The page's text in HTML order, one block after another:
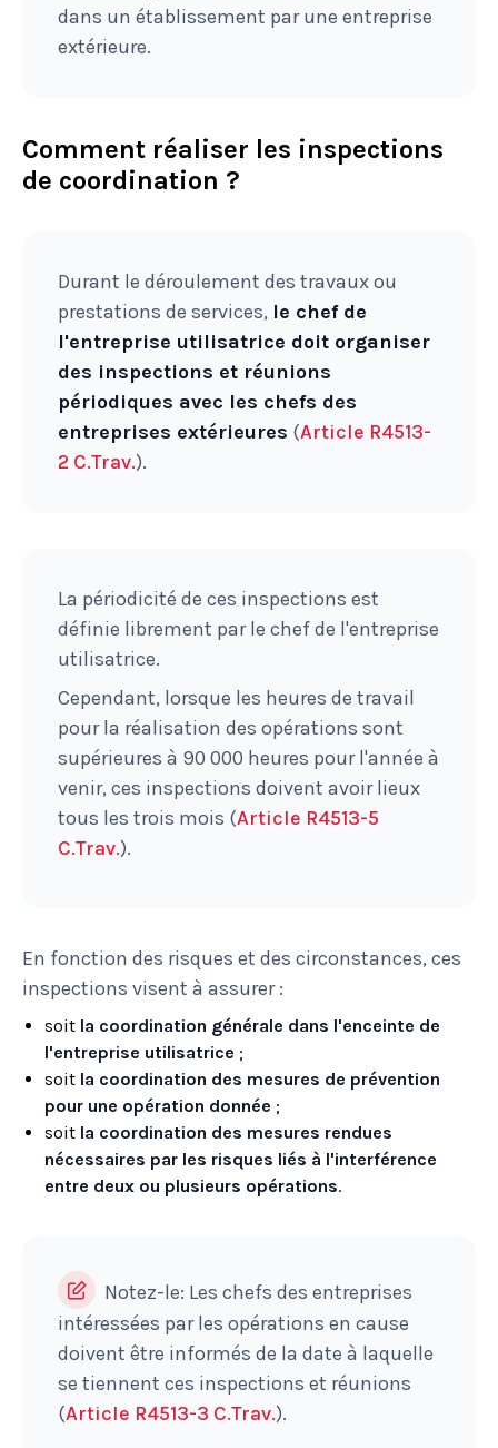
dans un établissement par une entreprise
extérieure.
Comment réaliser les inspections
de coordination ?
Durant le déroulement des travaux ou
prestations de services, le chef de
l'entreprise utilisatrice doit organiser
des inspections et réunions
périodiques avec les chefs des
entreprises extérieures (Article R4513-
2 C.Trav.).
La périodicité de ces inspections est
définie librement par le chef de l'entreprise
utilisatrice.
Cependant, lorsque les heures de travail
pour la réalisation des opérations sont
supérieures à 90 000 heures pour l'année à
venir, ces inspections doivent avoir lieux
tous les trois mois (Article R4513-5
C.Trav.).
En fonction des risques et des circonstances, ces
inspections visent à assurer :
soit la coordination générale dans l'enceinte de
l'entreprise utilisatrice ;
soit la coordination des mesures de prévention
pour une opération donnée ;
soit la coordination des mesures rendues
nécessaires par les risques liés à l'interférence
entre deux ou plusieurs opérations.
Notez-le: Les chefs des entreprises
intéressées par les opérations en cause
doivent être informés de la date à laquelle
se tiennent ces inspections et réunions
(Article R4513-3 C.Trav.).